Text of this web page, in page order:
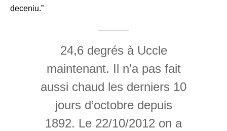
deceniu.”
24,6 degrés à Uccle
maintenant. Il n’a pas fait
aussi chaud les derniers 10
jours d’octobre depuis
1892. Le 22/10/2012 on a